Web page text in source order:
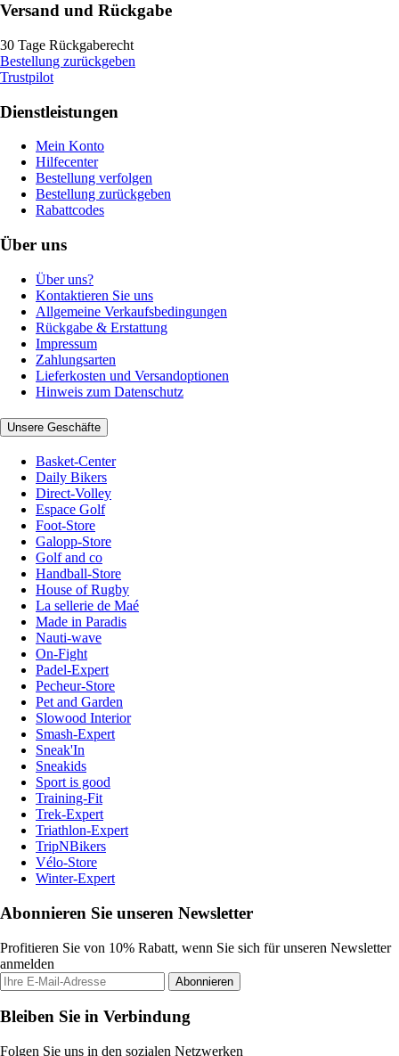
Versand und Rückgabe
30 Tage Rückgaberecht
Bestellung zurückgeben
Trustpilot
Dienstleistungen
Mein Konto
Hilfecenter
Bestellung verfolgen
Bestellung zurückgeben
Rabattcodes
Über uns
Über uns?
Kontaktieren Sie uns
Allgemeine Verkaufsbedingungen
Rückgabe & Erstattung
Impressum
Zahlungsarten
Lieferkosten und Versandoptionen
Hinweis zum Datenschutz
Unsere Geschäfte
Basket-Center
Daily Bikers
Direct-Volley
Espace Golf
Foot-Store
Galopp-Store
Golf and co
Handball-Store
House of Rugby
La sellerie de Maé
Made in Paradis
Nauti-wave
On-Fight
Padel-Expert
Pecheur-Store
Pet and Garden
Slowood Interior
Smash-Expert
Sneak'In
Sneakids
Sport is good
Training-Fit
Trek-Expert
Triathlon-Expert
TripNBikers
Vélo-Store
Winter-Expert
Abonnieren Sie unseren Newsletter
Profitieren Sie von 10% Rabatt, wenn Sie sich für unseren Newsletter
anmelden
Abonnieren
Bleiben Sie in Verbindung
Folgen Sie uns in den sozialen Netzwerken